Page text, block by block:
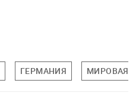
ГЕРМАНИЯ МИРОВАЯ